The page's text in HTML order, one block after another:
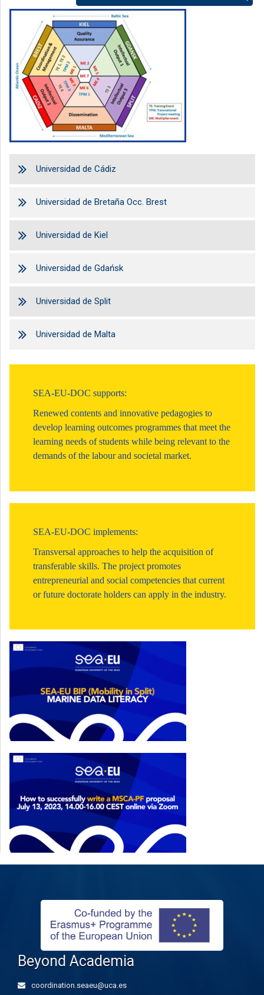
Universidad de Cádiz
Universidad de Bretaña Occ. Brest
Universidad de Kiel
Universidad de Gdańsk
Universidad de Split
Universidad de Malta
SEA-EU-DOC supports:
Renewed contents and innovative pedagogies to
develop learning outcomes programmes that meet the
learning needs of students while being relevant to the
demands of the labour and societal market.
SEA-EU-DOC implements:
Transversal approaches to help the acquisition of
transferable skills. The project promotes
entrepreneurial and social competencies that current
or future doctorate holders can apply in the industry.
Beyond Academia
coordination.seaeu@uca.es